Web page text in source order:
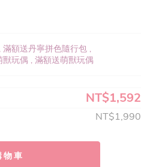
額送丹寧拼色隨行包 ,
玩偶 , 滿額送萌獸玩偶
NT$1,592
NT$1,990
物車